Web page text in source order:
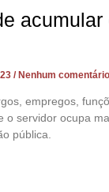
acumular
Nenhum comentário
empregos,
o servidor ocupa
pública.